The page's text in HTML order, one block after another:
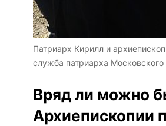
Патриарх Кирилл и
служба патриарха Московского
Вряд ли можно
Архиепископии